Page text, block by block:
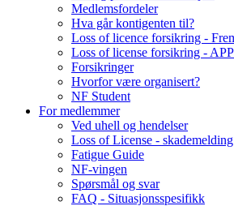
Medlemsfordeler
Hva går kontigenten til?
Loss of licence forsikring -
Loss of license forsikring -
Forsikringer
Hvorfor være organisert?
NF Student
For medlemmer
Ved uhell og hendelser
Loss of License - skademelding
Fatigue Guide
NF-vingen
Spørsmål og svar
FAQ - Situasjonsspesifikk